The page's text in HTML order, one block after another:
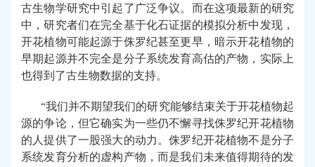
古生物学研究中引起了广泛争议。而在这项最新的研究
中，研究者们在完全基于化石证据的模拟分析中发现，
开花植物可能起源于侏罗纪甚至更早，暗示开花植物的
早期起源并不完全是分子系统发育高估的产物，实际上
也得到了古生物数据的支持。
“我们并不期望我们的研究能够结束关于开花植物起
源的争论，但它确实为一些仍不懈寻找侏罗纪开花植物
的人提供了一股强大的动力。侏罗纪开花植物不是分子
系统发育分析的虚构产物，而是我们未来值得期待的发